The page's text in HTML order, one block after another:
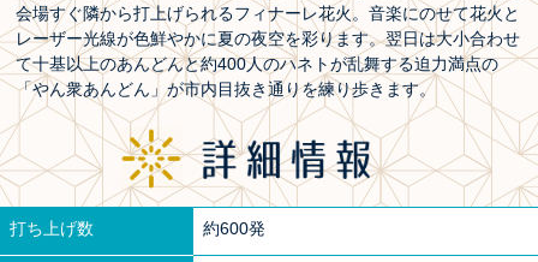
会場すぐ隣から打上げられるフィナーレ花火。音楽にのせて花火と
レーザー光線が色鮮やかに夏の夜空を彩ります。翌日は大小合わせ
て十基以上のあんどんと約400人のハネトが乱舞する迫力満点の
「やん衆あんどん」が市内目抜き通りを練り歩きます。
打ち上げ数 約600発